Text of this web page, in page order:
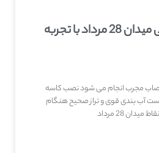
نصاب توالت فرنگی میدان 28 مرداد با تجربه
مجرب انجام می شود نصب کاسه
آب بندی قوی و تراز صحیح هنگام
28 مرداد